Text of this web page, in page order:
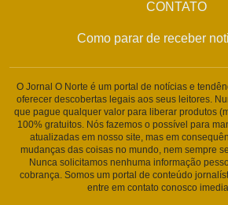
CONTATO
Como parar de receber
O Jornal O Norte é um portal de notícias e
oferecer descobertas legais aos seus leitores.
que pague qualquer valor para liberar produtos
100% gratuitos. Nós fazemos o possível para
atualizadas em nosso site, mas em
mudanças das coisas no mundo, nem sempre
Nunca solicitamos nenhuma informação
cobrança. Somos um portal de conteúdo
entre em contato conosco